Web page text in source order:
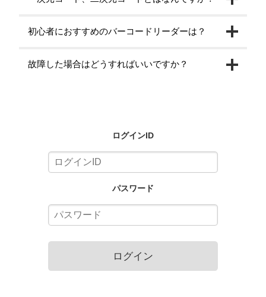
初心者におすすめのバーコードリーダーは？
故障した場合はどうすればいいですか？
ログインID
パスワード
ログイン